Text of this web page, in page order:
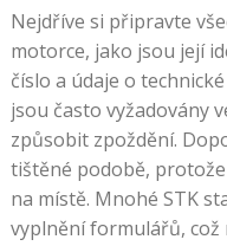
Nejdříve si připravte
motorce, jako jsou její
číslo a údaje o
jsou často vyžadovány
způsobit zpoždění.
tištěné podobě,
na místě. Mnohé STK
vyplnění formulářů, což